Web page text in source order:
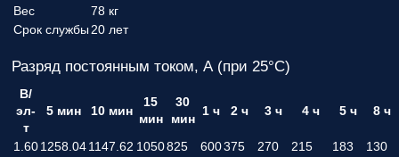
Вес
78 кг
Срок службы 20 лет
Разряд постоянным током, А (при 25°С)
В/
эл-
т
5 мин 10 мин
15
мин
30
мин
1 ч 2 ч 3 ч 4 ч 5 ч 8 ч
1.601258.041147.62 1050825 600375 270 215 183
130